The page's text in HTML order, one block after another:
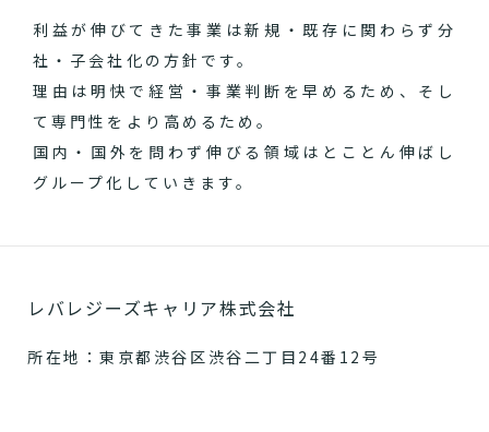
利益が伸びてきた事業は新規・既存に関わらず分
社・子会社化の方針です。
理由は明快で経営・事業判断を早めるため、そし
て専門性をより高めるため。
国内・国外を問わず伸びる領域はとことん伸ばし
グループ化していきます。
レバレジーズキャリア株式会社
所在地：東京都渋谷区渋谷二丁目24番12号